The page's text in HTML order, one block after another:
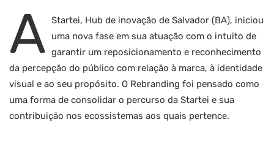
A Startei, Hub de inovação de Salvador (BA), iniciou
uma nova fase em sua atuação com o intuito de
garantir um reposicionamento e reconhecimento
da percepção do público com relação à marca, à identidade
visual e ao seu propósito. O Rebranding foi pensado como
uma forma de consolidar o percurso da Startei e sua
contribuição nos ecossistemas aos quais pertence.